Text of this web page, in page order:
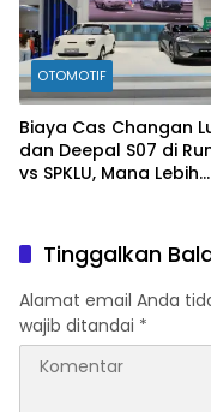
OTOMOTIF
Biaya Cas Changan
dan Deepal S07 di
vs SPKLU, Mana Lebih
Tinggalkan
Alamat email Anda
wajib ditandai *